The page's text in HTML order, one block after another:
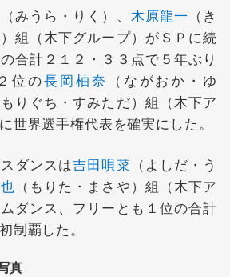
（みうら・りく）、 木原龍一 （き
組（木下グループ）がＳＰに続
合計２１２・３３点で５年ぶり
位の長岡柚奈 （ながおか・ゆ
もりぐち・すみただ）組（木下ア
世界選手権代表を確実にした。
ダンスは吉田唄菜 （よしだ・う
（もりた・まさや）組（木下ア
ダンス、フリーとも１位の合計
制覇した。
真